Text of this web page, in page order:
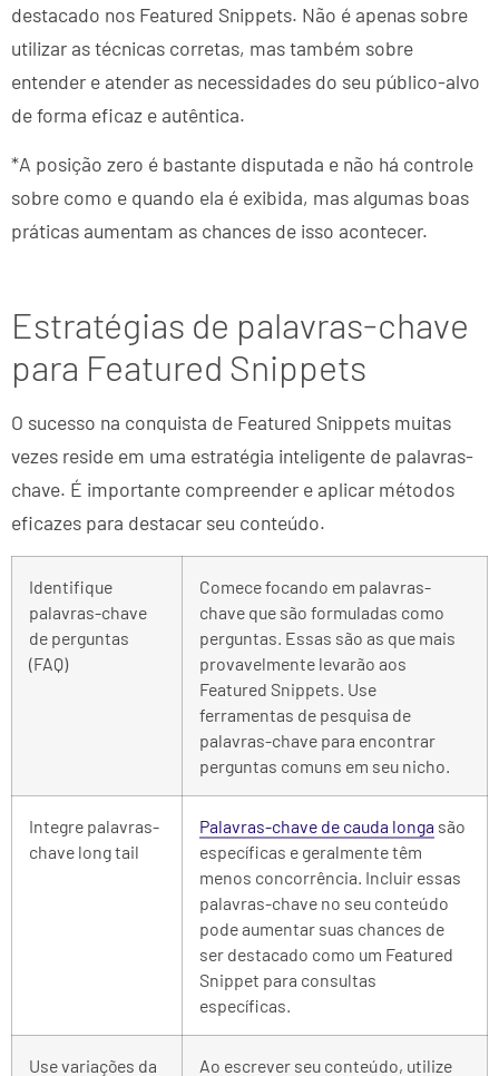
destacado nos Featured Snippets. Não é apenas sobre
utilizar as técnicas corretas, mas também sobre
entender e atender as necessidades do seu público-alvo
de forma eficaz e autêntica.
*A posição zero é bastante disputada e não há controle
sobre como e quando ela é exibida, mas algumas boas
práticas aumentam as chances de isso acontecer.
Estratégias de palavras-chave
para Featured Snippets
O sucesso na conquista de Featured Snippets muitas
vezes reside em uma estratégia inteligente de palavras-
chave. É importante compreender e aplicar métodos
eficazes para destacar seu conteúdo.
Identifique
palavras-chave
de perguntas
(FAQ)
Comece focando em palavras-
chave que são formuladas como
perguntas. Essas são as que mais
provavelmente levarão aos
Featured Snippets. Use
ferramentas de pesquisa de
palavras-chave para encontrar
perguntas comuns em seu nicho.
Integre palavras-
chave long tail
Palavras-chave de cauda longa são
específicas e geralmente têm
menos concorrência. Incluir essas
palavras-chave no seu conteúdo
pode aumentar suas chances de
ser destacado como um Featured
Snippet para consultas
específicas.
Use variações da Ao escrever seu conteúdo, utilize